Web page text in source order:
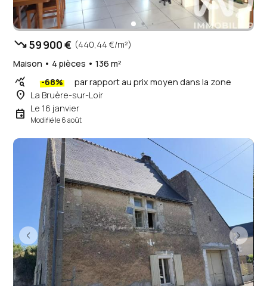
trending_down59 900 € (440,44 €/m²)
Maison • 4 pièces • 136 m²
query_stats -68% par rapport au prix moyen dans la zone
place La Bruère-sur-Loir
event Le 16 janvier
Modifié le 6 août